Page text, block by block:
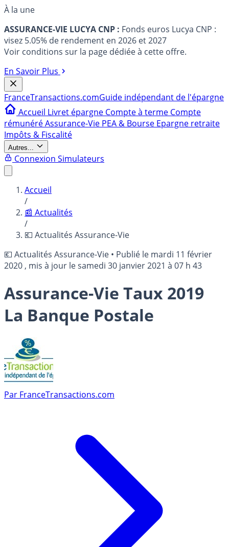
À la une
ASSURANCE-VIE LUCYA CNP : Fonds euros Lucya CNP :
visez 5.05% de rendement en 2026 et 2027
Voir conditions sur la page dédiée à cette offre.
En Savoir Plus
FranceTransactions.comGuide indépendant de l'épargne
Accueil Livret épargne Compte à terme Compte
rémunéréAssurance-Vie PEA & Bourse Epargne retraite
Impôts & Fiscalité
Autres...
Connexion Simulateurs
Accueil
/
📰 Actualités
/
💶 Actualités Assurance-Vie
💶 Actualités Assurance-Vie • Publié le mardi 11 février
2020 , mis à jour lesamedi 30 janvier 2021 à 07 h 43
Assurance-Vie Taux 2019
La Banque Postale
Par FranceTransactions.com